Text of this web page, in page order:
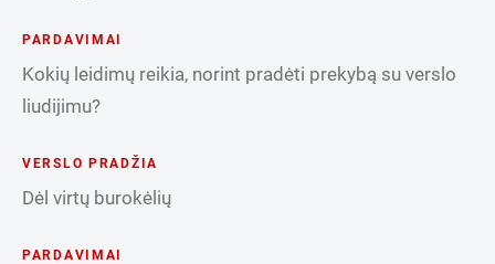
PARDAVIMAI
Kokių leidimų reikia, norint pradėti prekybą su verslo
liudijimu?
VERSLO PRADŽIA
Dėl virtų burokėlių
PARDAVIMAI